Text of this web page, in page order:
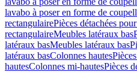
lavabo à poser en forme de
rectangulairePièces détachées
rectangulaireMeubles latéraux bas
latéraux basMeubles latéraux bas
latéraux basColonnes hautes
hautesColonnes mi-hautesPièces